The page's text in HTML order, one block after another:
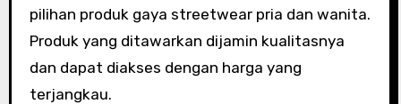
pilihan produk gaya streetwear pria dan wanita.
Produk yang ditawarkan dijamin kualitasnya
dan dapat diakses dengan harga yang
terjangkau.